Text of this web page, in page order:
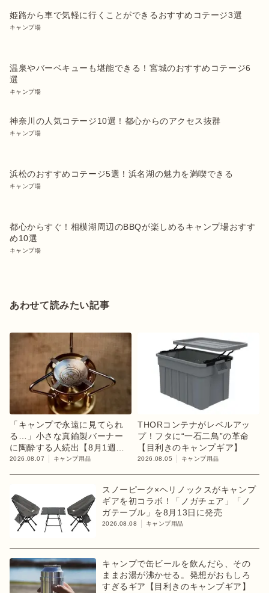
姫路から車で気軽に行くことができるおすすめコテージ3選
キャンプ場
温泉やバーベキューも堪能できる！宮城のおすすめコテージ6
選
キャンプ場
神奈川の人気コテージ10選！都心からのアクセス抜群
キャンプ場
浜松のおすすめコテージ5選！浜名湖の魅力を満喫できる
キャンプ場
都心からすぐ！相模湖周辺のBBQが楽しめるキャンプ場おすす
め10選
キャンプ場
あわせて読みたい記事
「キャンプで永遠に見てられ
る…」小さな真鍮製バーナー
に陶酔する人続出【8月1週ラ
ンキング】
2026.08.07 キャンプ用品
THORコンテナがレベルアッ
プ！フタに“一石二鳥”の革命
【目利きのキャンプギア】
2026.08.05 キャンプ用品
スノーピーク×ヘリノックスがキャンプ
ギアを初コラボ！「ノガチェア」「ノ
ガテーブル」を8月13日に発売
2026.08.08 キャンプ用品
キャンプで缶ビールを飲んだら、その
ままお湯が沸かせる。発想がおもしろ
すぎるギア【目利きのキャンプギア】